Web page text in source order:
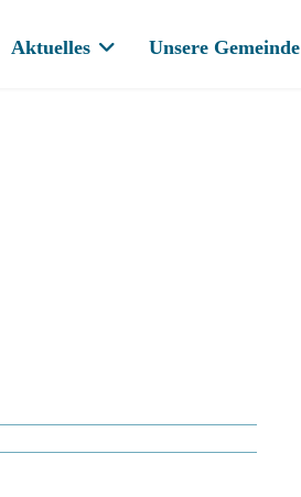
Aktuelles Unsere Gemeinde